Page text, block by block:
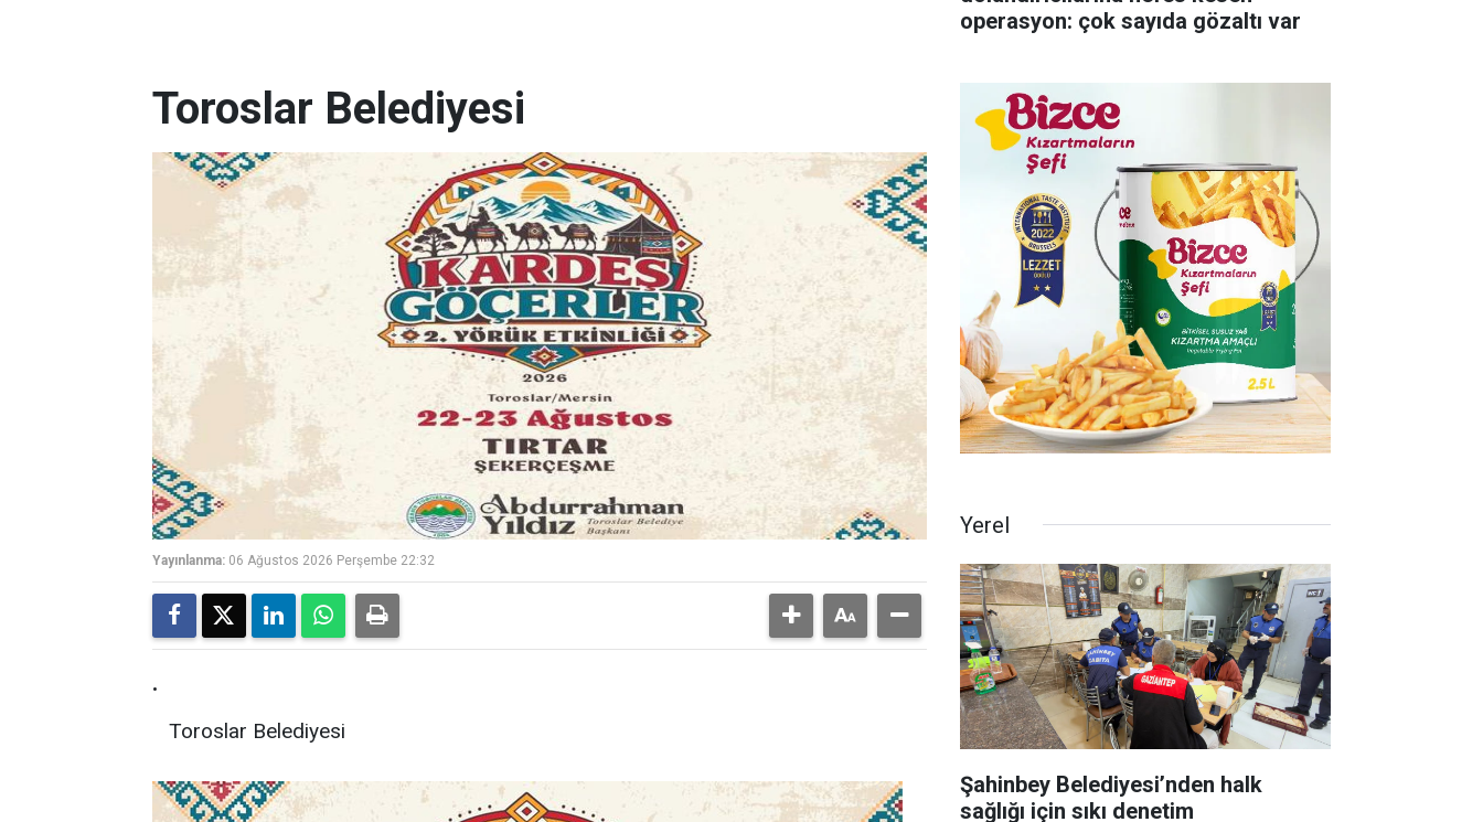
operasyon: çok sayıda gözaltı var
Toroslar Belediyesi
Yayınlanma: 06 Ağustos 2026 Perşembe 22:32
.
Toroslar Belediyesi
Yerel
Şahinbey Belediyesi’nden halk
sağlığı için sıkı denetim